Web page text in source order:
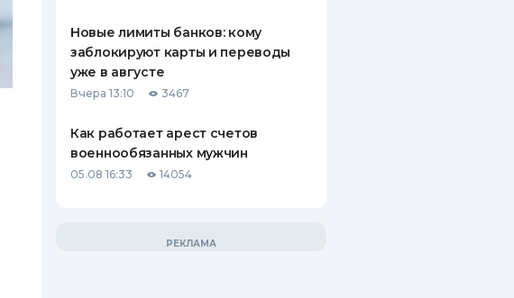
Новые лимиты банков: кому
заблокируют карты и переводы
уже в августе
Вчера 13:10 3467
Как работает арест счетов
военнообязанных мужчин
05.08 16:33 14054